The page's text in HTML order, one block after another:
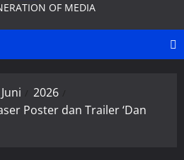
OF MEDIA
Juni
2026
Poster dan Trailer ‘Dan